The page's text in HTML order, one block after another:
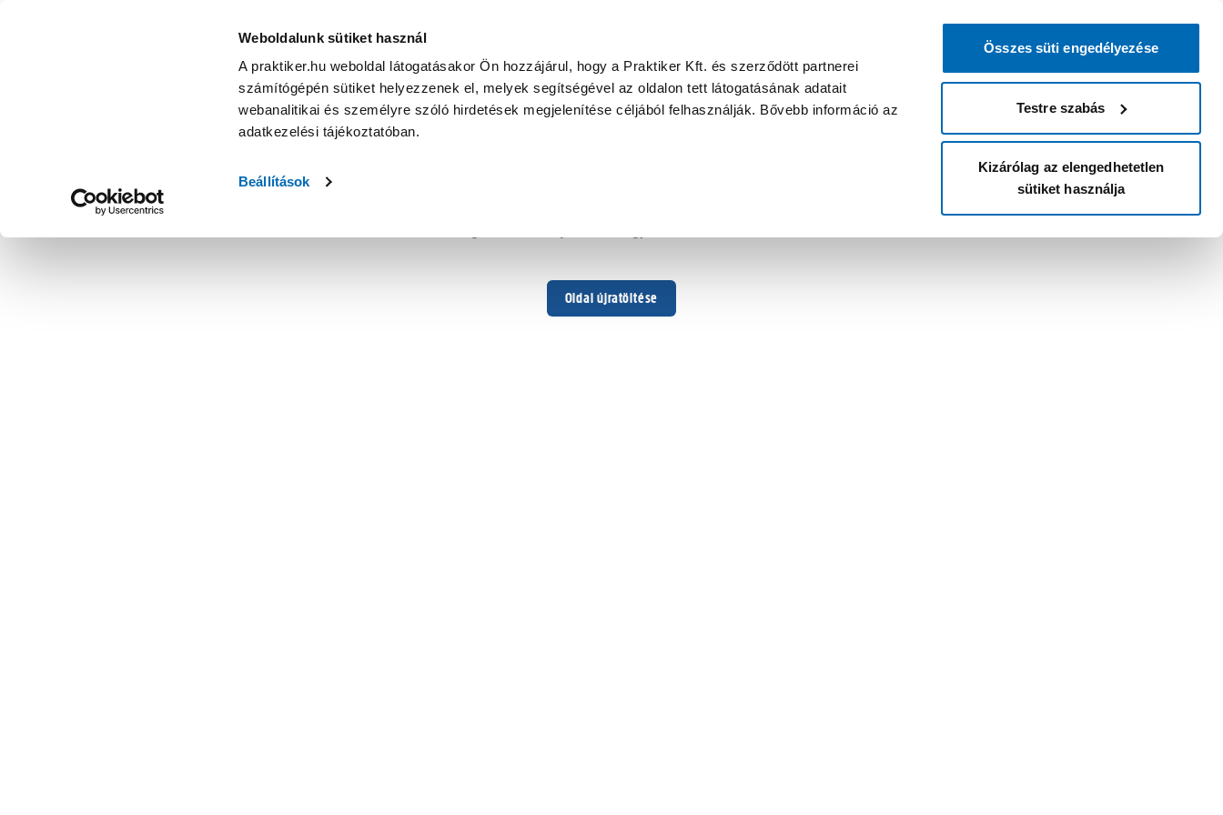
Weboldalunk sütiket használ
A praktiker.hu weboldal látogatásakor Ön hozzájárul, hogy a Praktiker Kft. és szerződött partnerei
számítógépén sütiket helyezzenek el, melyek segítségével az oldalon tett látogatásának adatait
webanalitikai és személyre szóló hirdetések megjelenítése céljából felhasználják. Bővebb információ az
adatkezelési tájékoztatóban.
Beállítások
Összes süti engedélyezése
Testre szabás
Kizárólag az elengedhetetlen
sütiket használja
Oldal újratöltése